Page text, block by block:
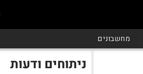
מחשבונים
ניתוחים ודעות